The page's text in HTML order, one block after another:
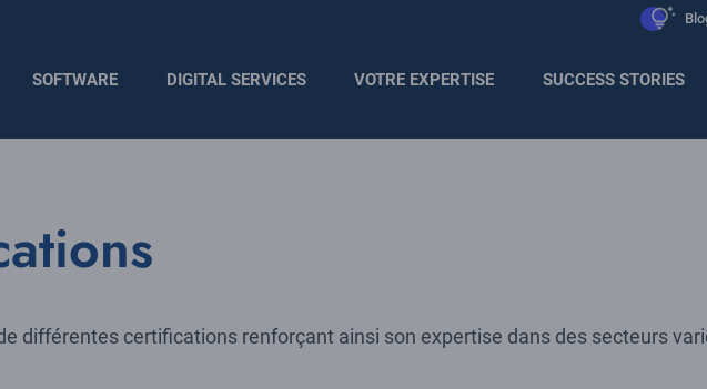
icon
SOFTWARE DIGITAL SERVICES VOTRE EXPERTISE SUCCESS STORIES
différentes certifications renforçant ainsi son expertise dans des secteurs